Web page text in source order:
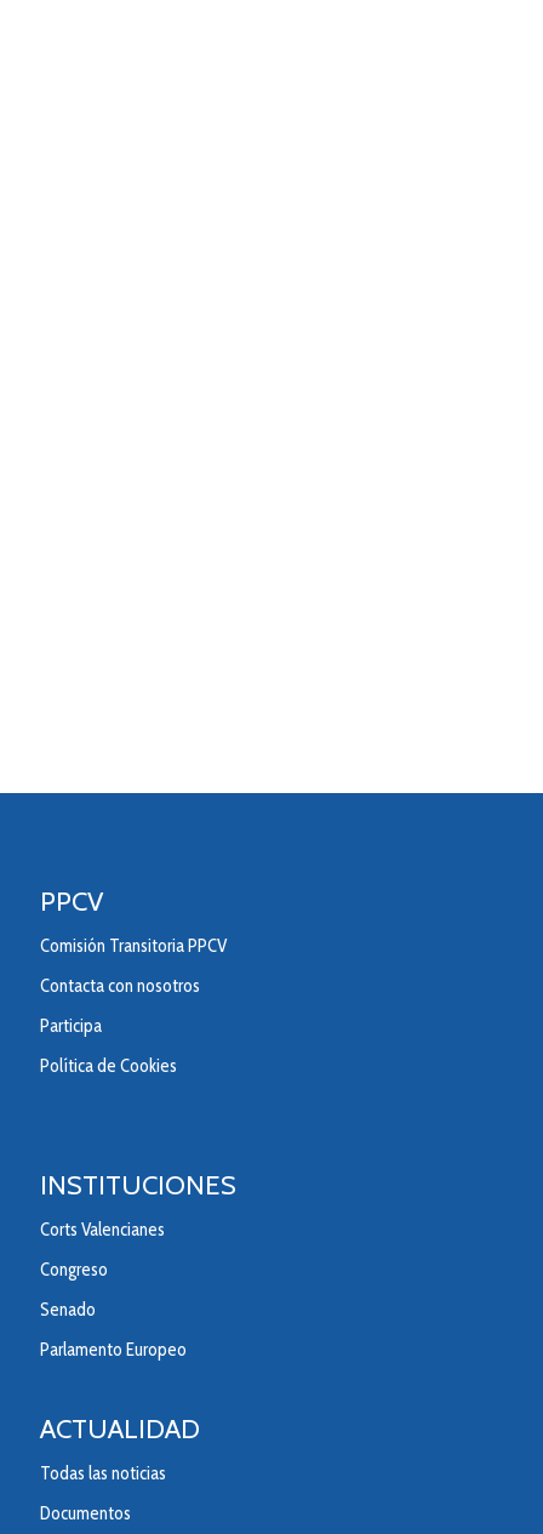
PPCV
Comisión Transitoria PPCV
Contacta con nosotros
Participa
Política de Cookies
INSTITUCIONES
Corts Valencianes
Congreso
Senado
Parlamento Europeo
ACTUALIDAD
Todas las noticias
Documentos